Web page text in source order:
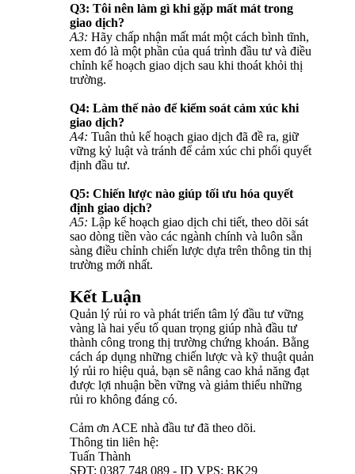
Q3: Tôi nên làm gì khi gặp mất mát trong
giao dịch?
A3: Hãy chấp nhận mất mát một cách bình tĩnh,
xem đó là một phần của quá trình đầu tư và điều
chỉnh kế hoạch giao dịch sau khi thoát khỏi thị
trường.
Q4: Làm thế nào để kiểm soát cảm xúc khi
giao dịch?
A4: Tuân thủ kế hoạch giao dịch đã đề ra, giữ
vững kỷ luật và tránh để cảm xúc chi phối quyết
định đầu tư.
Q5: Chiến lược nào giúp tối ưu hóa quyết
định giao dịch?
A5: Lập kế hoạch giao dịch chi tiết, theo dõi sát
sao dòng tiền vào các ngành chính và luôn sẵn
sàng điều chỉnh chiến lược dựa trên thông tin thị
trường mới nhất.
Kết Luận
Quản lý rủi ro và phát triển tâm lý đầu tư vững
vàng là hai yếu tố quan trọng giúp nhà đầu tư
thành công trong thị trường chứng khoán. Bằng
cách áp dụng những chiến lược và kỹ thuật quản
lý rủi ro hiệu quả, bạn sẽ nâng cao khả năng đạt
được lợi nhuận bền vững và giảm thiểu những
rủi ro không đáng có.
Cảm ơn ACE nhà đầu tư đã theo dõi.
Thông tin liên hệ:
Tuấn Thành
SĐT: 0387 748 089 - ID VPS: BK29